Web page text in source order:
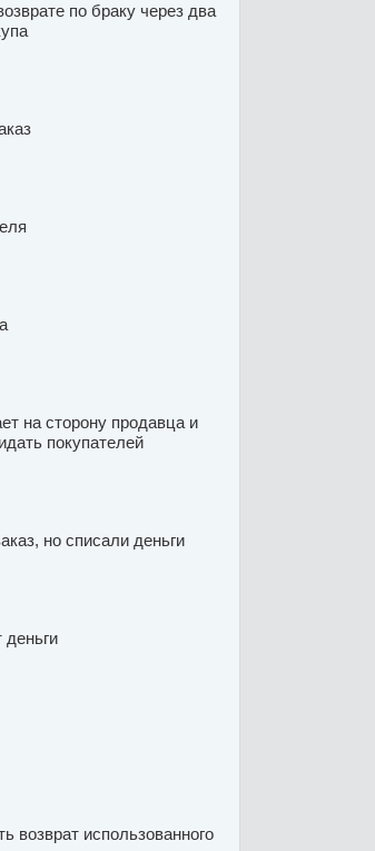
по браку через два
на сторону продавца и
покупателей
но списали деньги
возврат использованного